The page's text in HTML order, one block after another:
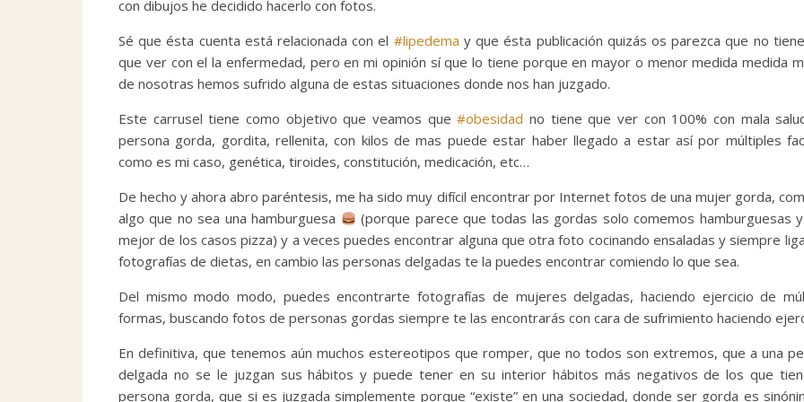
con dibujos he decidido hacerlo con fotos.
Sé que ésta cuenta está relacionada con el #lipedema y que ésta publicación quizás os parezca que no
que ver con el la enfermedad, pero en mi opinión sí que lo tiene porque en mayor o menor medida medida
de nosotras hemos sufrido alguna de estas situaciones donde nos han juzgado.
Este carrusel tiene como objetivo que veamos que#obesidadno tiene que ver con 100% con mala
persona gorda, gordita, rellenita, con kilos de mas puede estar haber llegado a estar así por múltiples
como es mi caso, genética, tiroides, constitución, medicación, etc…
De hecho y ahora abro paréntesis, me ha sido muy difícil encontrar por Internet fotos de una mujer gorda,
algo que no sea una hamburguesa
(porque parece que todas las gordas solo comemos hamburguesas
mejor de los casos pizza) y a veces puedes encontrar alguna que otra foto cocinando ensaladas y siempre
fotografías de dietas, en cambio las personas delgadas te la puedes encontrar comiendo lo que sea.
Del mismo modo modo, puedes encontrarte fotografías de mujeres delgadas, haciendo ejercicio de
formas, buscando fotos de personas gordas siempre te las encontrarás con cara de sufrimiento haciendo
En definitiva, que tenemos aún muchos estereotipos que romper, que no todos son extremos, que a una
delgada no se le juzgan sus hábitos y puede tener en su interior hábitos más negativos de los que
persona gorda, que si es juzgada simplemente porque “existe” en una sociedad, donde ser gorda es